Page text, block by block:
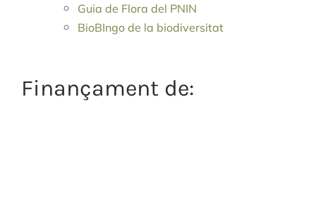
Guia de Flora del PNIN
BioBIngo de la biodiversitat
Finançament de: